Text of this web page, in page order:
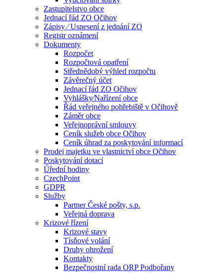
Zastupitelstvo obce
Jednací řád ZO Očihov
Zápisy ⁄ Usnesení z jednání ZO
Registr oznámení
Dokumenty
Rozpočet
Rozpočtová opatření
Střednědobý výhled rozpočtu
Závěrečný účet
Jednací řád ZO Očihov
Vyhlášky⁄Nařízení obce
Řád veřejného pohřebiště v Očihově
Záměr obce
Veřejnoprávní smlouvy
Ceník služeb obce Očihov
Ceník úhrad za poskytování informací
Prodej majetku ve vlastnictví obce Očihov
Poskytování dotací
Úřední hodiny
CzechPoint
GDPR
Služby
Partner České pošty, s.p.
Veřejná doprava
Krizové řízení
Krizové stavy
Tísňové volání
Druhy ohrožení
Kontakty
Bezpečnostní rada ORP Podbořany